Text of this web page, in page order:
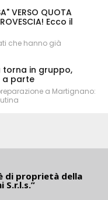
VERSO QUOTA
Ecco il
che hanno già
torna in gruppo,
a parte
a Martignano:
di proprietà della
S.r.l.s.”